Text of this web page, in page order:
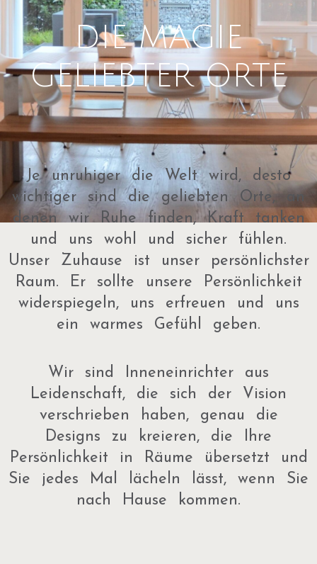
DIE MAGIE
GELIEBTER ORTE
Je unruhiger die Welt wird, desto
wichtiger sind die geliebten Orte, an
denen wir Ruhe finden, Kraft tanken
und uns wohl und sicher fühlen.
Unser Zuhause ist unser persönlichster
Raum. Er sollte unsere Persönlichkeit
widerspiegeln, uns erfreuen und uns
ein warmes Gefühl geben.
Wir sind Inneneinrichter aus
Leidenschaft, die sich der Vision
verschrieben haben, genau die
Designs zu kreieren, die Ihre
Persönlichkeit in Räume übersetzt und
Sie jedes Mal lächeln lässt, wenn Sie
nach Hause kommen.